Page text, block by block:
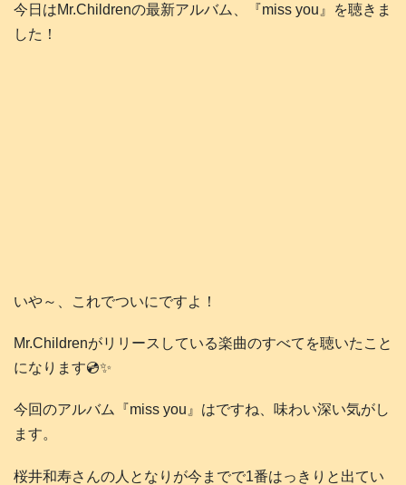
今日はMr.Childrenの最新アルバム、『miss you』を聴きま
した！
いや～、これでついにですよ！
Mr.Childrenがリリースしている楽曲のすべてを聴いたこと
になります💿️✨
今回のアルバム『miss you』はですね、味わい深い気がし
ます。
桜井和寿さんの人となりが今までで1番はっきりと出てい